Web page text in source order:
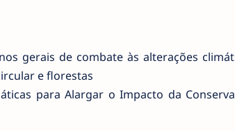
Twitter/X
gerais de combate às alterações
e florestas
para Alargar o Impacto da